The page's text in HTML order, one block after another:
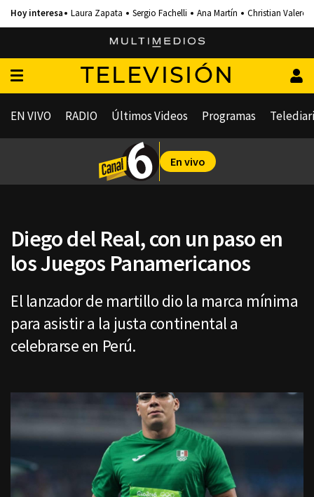
Laura Zapata Sergio Fachelli Ana Martín Christian Valero
TELEVISIÓN
EN VIVO RADIO Últimos Videos Programas
En vivo
Diego del Real, con un paso en
los Juegos Panamericanos
El lanzador de martillo dio la marca mínima
para asistir a la justa continental a
celebrarse en Perú.